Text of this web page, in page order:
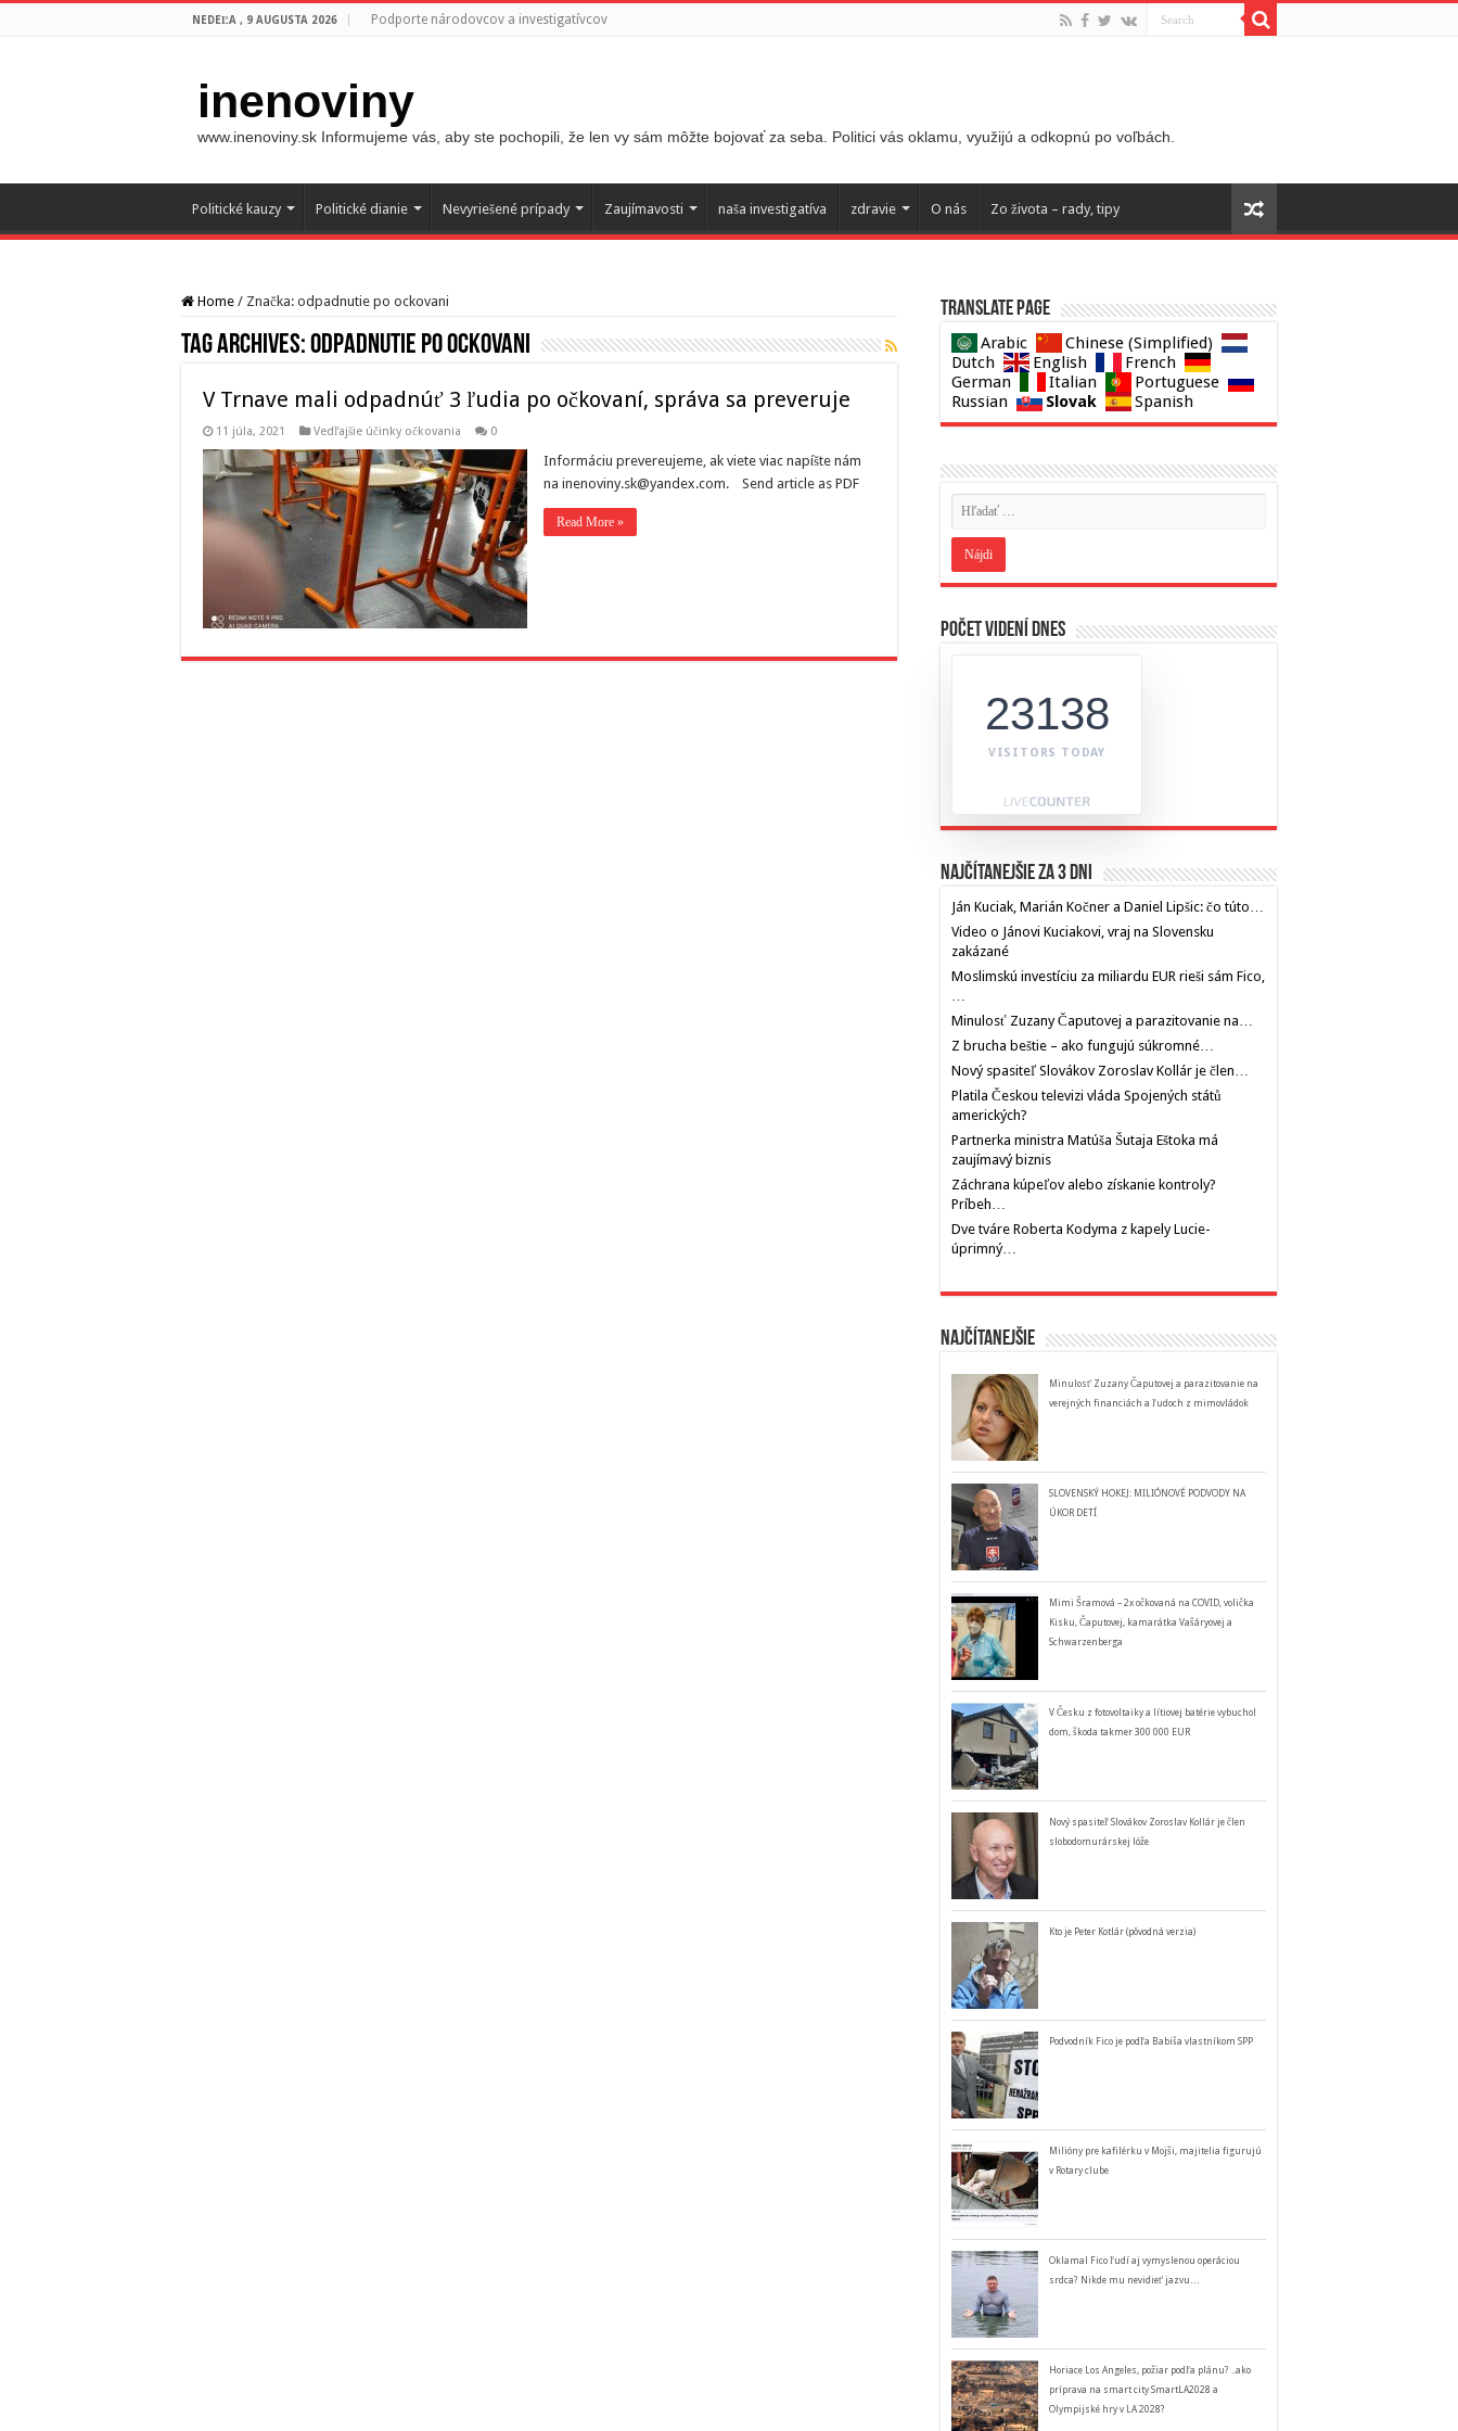
NEDEĽA , 9 AUGUSTA 2026 Podporte národovcov a investigatívcov
inenoviny
www.inenoviny.sk Informujeme vás, aby ste pochopili, že len vy sám môžte bojovať za seba. Politici vás oklamu, využijú a odkopnú po voľbách.
Politické kauzy Politické dianie Nevyriešené prípady Zaujímavosti naša investigatíva zdravie O nás Zo života – rady, tipy
Home / Značka: odpadnutie po ockovani
Tag Archives:odpadnutie po ockovani
V Trnave mali odpadnúť 3 ľudia po očkovaní, správa sa preveruje
11 júla, 2021 Vedľajšie účinky očkovania 0
Informáciu prevereujeme, ak viete viac napíšte nám
na inenoviny.sk@yandex.com. Send article as PDF
Read More »
Translate page
Arabic
Chinese (Simplified)
Dutch
English
French
German
Italian
Portuguese
Russian
Slovak Spanish
Počet videní dnes
23138
VISITORS TODAY
Najčítanejšie za 3 dni
Ján Kuciak, Marián Kočner a Daniel Lipšic: čo túto…
Video o Jánovi Kuciakovi, vraj na Slovensku
zakázané
Moslimskú investíciu za miliardu EUR rieši sám Fico,
…
Minulosť Zuzany Čaputovej a parazitovanie na…
Z brucha beštie – ako fungujú súkromné…
Nový spasiteľ Slovákov Zoroslav Kollár je člen…
Platila Českou televizi vláda Spojených států
amerických?
Partnerka ministra Matúša Šutaja Eštoka má
zaujímavý biznis
Záchrana kúpeľov alebo získanie kontroly?
Príbeh…
Dve tváre Roberta Kodyma z kapely Lucie-
úprimný…
Najčítanejšie
Minulosť Zuzany Čaputovej a parazitovanie na
verejných financiách a ľudoch z mimovládok
SLOVENSKÝ HOKEJ: MILIÓNOVÉ PODVODY NA
ÚKOR DETÍ
Mimi Šramová – 2x očkovaná na COVID, volička
Kisku, Čaputovej, kamarátka Vašáryovej a
Schwarzenberga
V Česku z fotovoltaiky a lítiovej batérie vybuchol
dom, škoda takmer 300 000 EUR
Nový spasiteľ Slovákov Zoroslav Kollár je člen
slobodomurárskej lóže
Kto je Peter Kotlár (pôvodná verzia)
Podvodník Fico je podľa Babiša vlastníkom SPP
Milióny pre kafilérku v Mojši, majitelia figurujú
v Rotary clube
Oklamal Fico ľudí aj vymyslenou operáciou
srdca? Nikde mu nevidieť jazvu…
Horiace Los Angeles, požiar podľa plánu? ..ako
príprava na smart city SmartLA2028 a
Olympijské hry v LA 2028?